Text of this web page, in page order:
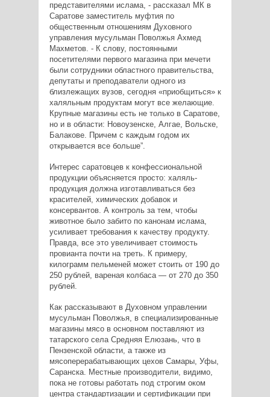
представителями ислама, - рассказал МК в
Саратове заместитель муфтия по
общественным отношениям Духовного
управления мусульман Поволжья Ахмед
Махметов. - К слову, постоянными
посетителями первого магазина при мечети
были сотрудники областного правительства,
депутаты и преподаватели одного из
близлежащих вузов, сегодня «приобщиться» к
халяльным продуктам могут все желающие.
Крупные магазины есть не только в Саратове,
но и в области: Новоузенске, Алгае, Вольске,
Балакове. Причем с каждым годом их
открывается все больше”.
Интерес саратовцев к конфессиональной
продукции объясняется просто: халяль-
продукция должна изготавливаться без
красителей, химических добавок и
консервантов. А контроль за тем, чтобы
животное было забито по канонам ислама,
усиливает требования к качеству продукту.
Правда, все это увеличивает стоимость
провианта почти на треть. К примеру,
килограмм пельменей может стоить от 190 до
250 рублей, вареная колбаса — от 270 до 350
рублей.
Как рассказывают в Духовном управлении
мусульман Поволжья, в специализированные
магазины мясо в основном поставляют из
татарского села Средняя Елюзань, что в
Пензенской области, а также из
мясоперерабатывающих цехов Самары, Уфы,
Саранска. Местные производители, видимо,
пока не готовы работать под строгим оком
центра стандартизации и сертификации при